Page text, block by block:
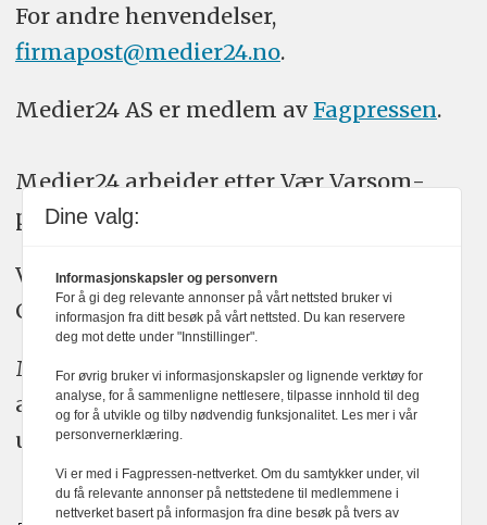
For andre henvendelser,
firmapost@medier24.no.
Medier24 AS er medlem av Fagpressen.
Medier24 arbeider etter Vær Varsom-
plakatens regler for god presseskikk.
Vi bruker KI-verktøy som ChatGPT,
Claude, og Gemini i journalistikken vår.
Medier24s redaksjon har alltid det fulle
ansvar for publisert innhold, med eller
uten bruk av kunstig intelligens.
Dine valg:
Informasjonskapsler og personvern
For å gi deg relevante annonser på vårt nettsted bruker vi
informasjon fra ditt besøk på vårt nettsted. Du kan reservere
deg mot dette under "Innstillinger".
For øvrig bruker vi informasjonskapsler og lignende verktøy for
analyse, for å sammenligne nettlesere, tilpasse innhold til deg
og for å utvikle og tilby nødvendig funksjonalitet. Les mer i vår
personvernerklæring.
Vi er med i Fagpressen-nettverket. Om du samtykker under, vil
du få relevante annonser på nettstedene til medlemmene i
nettverket basert på informasjon fra dine besøk på tvers av